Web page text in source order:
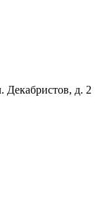
Декабристов, д. 2